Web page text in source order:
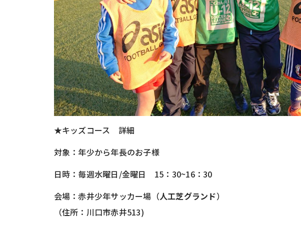
★キッズコース 詳細
対象：年少から年長のお子様
日時：毎週水曜日/金曜日 15：30~16：30
会場：赤井少年サッカー場（人工芝グランド）
（住所：川口市赤井513)